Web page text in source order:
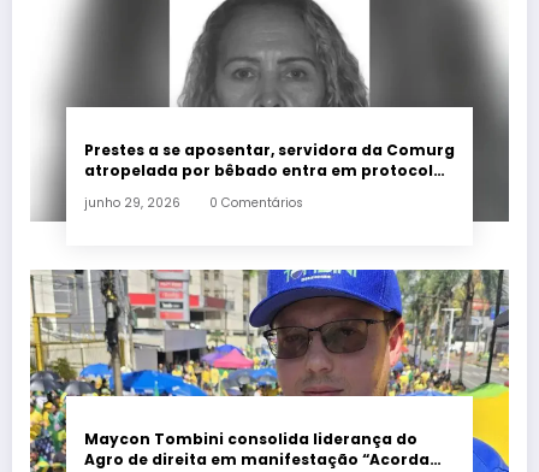
Prestes a se aposentar, servidora da Comurg
atropelada por bêbado entra em protocolo
junho 29, 2026 0 Comentários
Maycon Tombini consolida liderança do
Agro de direita em manifestação “Acorda